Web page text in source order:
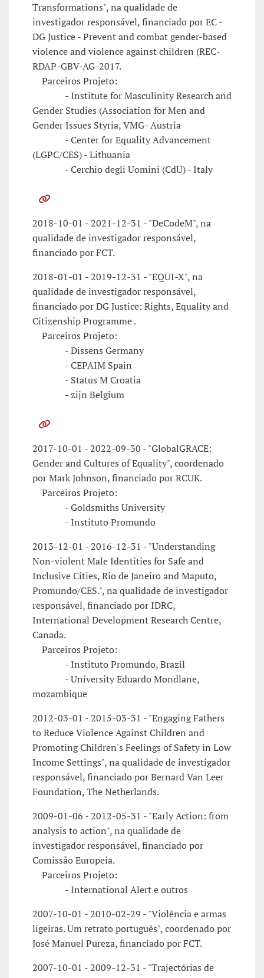
Transformations", na qualidade de
investigador responsável, financiado por EC -
DG Justice - Prevent and combat gender-based
violence and violence against children (REC-
RDAP-GBV-AG-2017.
Parceiros Projeto:
- Institute for Masculinity Research and
Gender Studies (Association for Men and
Gender Issues Styria, VMG- Austria
- Center for Equality Advancement
(LGPC/CES) - Lithuania
- Cerchio degli Uomini (CdU) - Italy
2018-10-01 - 2021-12-31 - "DeCodeM", na
qualidade de investigador responsável,
financiado por FCT.
2018-01-01 - 2019-12-31 - "EQUI-X", na
qualidade de investigador responsável,
financiado por DG Justice: Rights, Equality and
Citizenship Programme .
Parceiros Projeto:
- Dissens Germany
- CEPAIM Spain
- Status M Croatia
- zijn Belgium
2017-10-01 - 2022-09-30 - "GlobalGRACE:
Gender and Cultures of Equality", coordenado
por Mark Johnson, financiado por RCUK.
Parceiros Projeto:
- Goldsmiths University
- Instituto Promundo
2013-12-01 - 2016-12-31 - "Understanding
Non-violent Male Identities for Safe and
Inclusive Cities, Rio de Janeiro and Maputo,
Promundo/CES.", na qualidade de investigador
responsável, financiado por IDRC,
International Development Research Centre,
Canada.
Parceiros Projeto:
- Instituto Promundo, Brazil
- University Eduardo Mondlane,
mozambique
2012-03-01 - 2015-03-31 - "Engaging Fathers
to Reduce Violence Against Children and
Promoting Children's Feelings of Safety in Low
Income Settings", na qualidade de investigador
responsável, financiado por Bernard Van Leer
Foundation, The Netherlands.
2009-01-06 - 2012-05-31 - "Early Action: from
analysis to action", na qualidade de
investigador responsável, financiado por
Comissão Europeia.
Parceiros Projeto:
- International Alert e outros
2007-10-01 - 2010-02-29 - "Violência e armas
ligeiras. Um retrato português", coordenado por
José Manuel Pureza, financiado por FCT.
2007-10-01 - 2009-12-31 - "Trajectórias de